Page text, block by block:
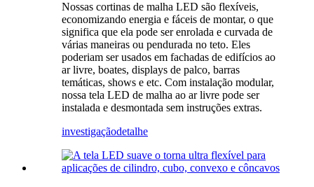
Nossas cortinas de malha LED são flexíveis,
economizando energia e fáceis de montar, o que
significa que ela pode ser enrolada e curvada de
várias maneiras ou pendurada no teto. Eles
poderiam ser usados ​​em fachadas de edifícios ao
ar livre, boates, displays de palco, barras
temáticas, shows e etc. Com instalação modular,
nossa tela LED de malha ao ar livre pode ser
instalada e desmontada sem instruções extras.
investigaçãodetalhe